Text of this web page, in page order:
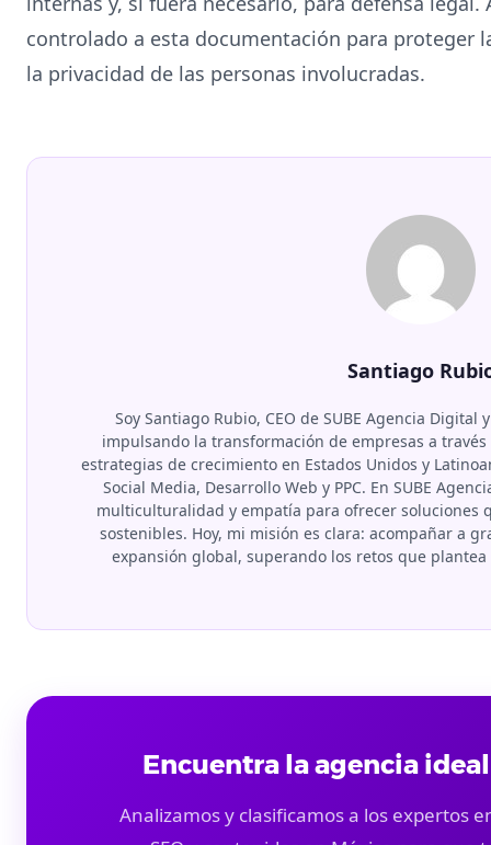
controlado a esta documentación para proteger
la privacidad de las personas involucradas.
Santiago
Soy Santiago Rubio, CEO de SUBE Agencia
impulsando la transformación de empresas a
estrategias de crecimiento en Estados Unidos y
Social Media, Desarrollo Web y PPC. En SUBE
multiculturalidad y empatía para ofrecer soluciones
sostenibles. Hoy, mi misión es clara: acompañar a
expansión global, superando los retos que
Encuentra la agencia
Analizamos y clasificamos a los expertos